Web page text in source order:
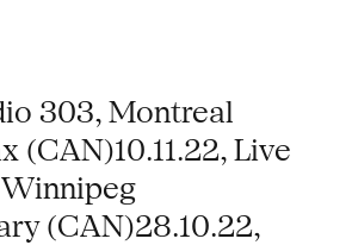
303, Montreal
(CAN)10.11.22, Live
Winnipeg
(CAN)28.10.22,